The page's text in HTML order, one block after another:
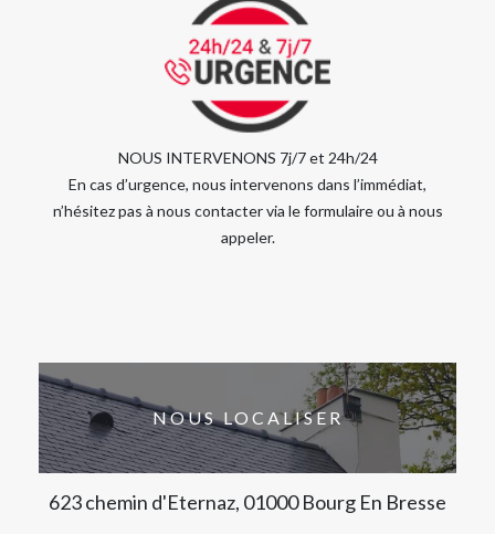
NOUS INTERVENONS 7j/7 et 24h/24
En cas d’urgence, nous intervenons dans l’immédiat,
n’hésitez pas à nous contacter via le formulaire ou à nous
appeler.
NOUS LOCALISER
623 chemin d'Eternaz, 01000 Bourg En Bresse